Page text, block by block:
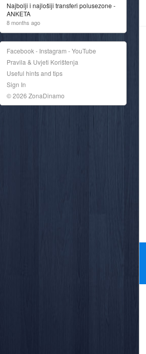
Najbolji i najlošiji transferi polusezone -
ANKETA
8 months ago
Facebook - Instagram - YouTube
Pravila & Uvjeti Korištenja
Useful hints and tips
Sign In
© 2026 ZonaDinamo